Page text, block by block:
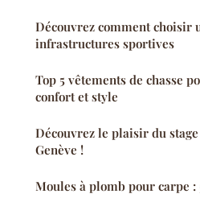
Découvrez comment choisir
infrastructures sportives
Top 5 vêtements de chasse
confort et style
Découvrez le plaisir du
Genève !
Moules à plomb pour carpe :